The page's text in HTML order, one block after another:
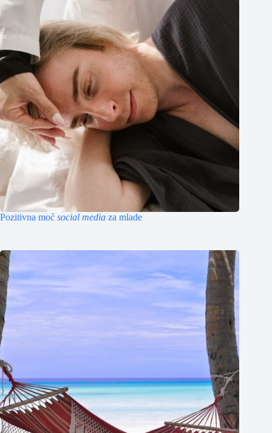
Pozitivna moć social media za mlade